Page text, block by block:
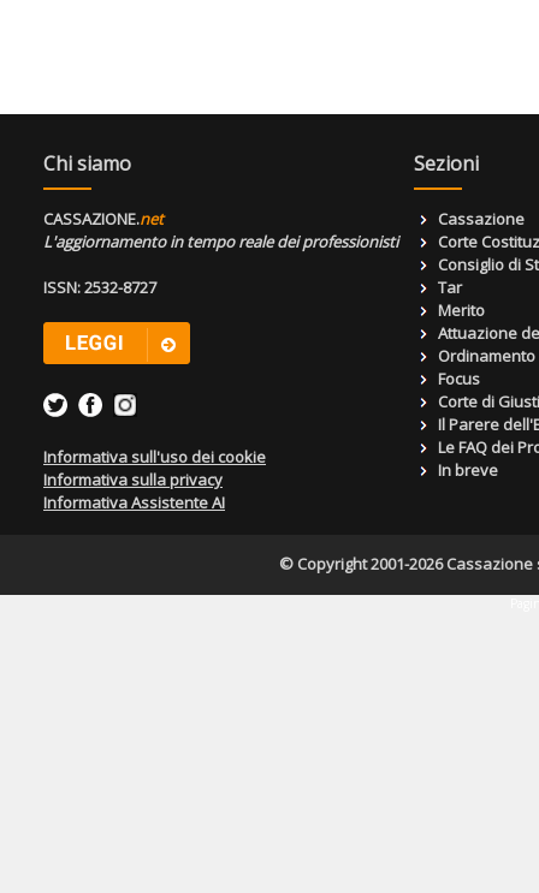
Chi siamo
CASSAZIONE.net
L'aggiornamento in tempo reale dei professionisti
ISSN: 2532-8727
Informativa sull'uso dei cookie
Informativa sulla privacy
Informativa Assistente AI
Sezioni
Cassazione
Corte
Consiglio di
Tar
Merito
Attuazione
Focus
Corte di
Il Parere
Le FAQ dei
In breve
© Copyright 2001-2026 Cassazione